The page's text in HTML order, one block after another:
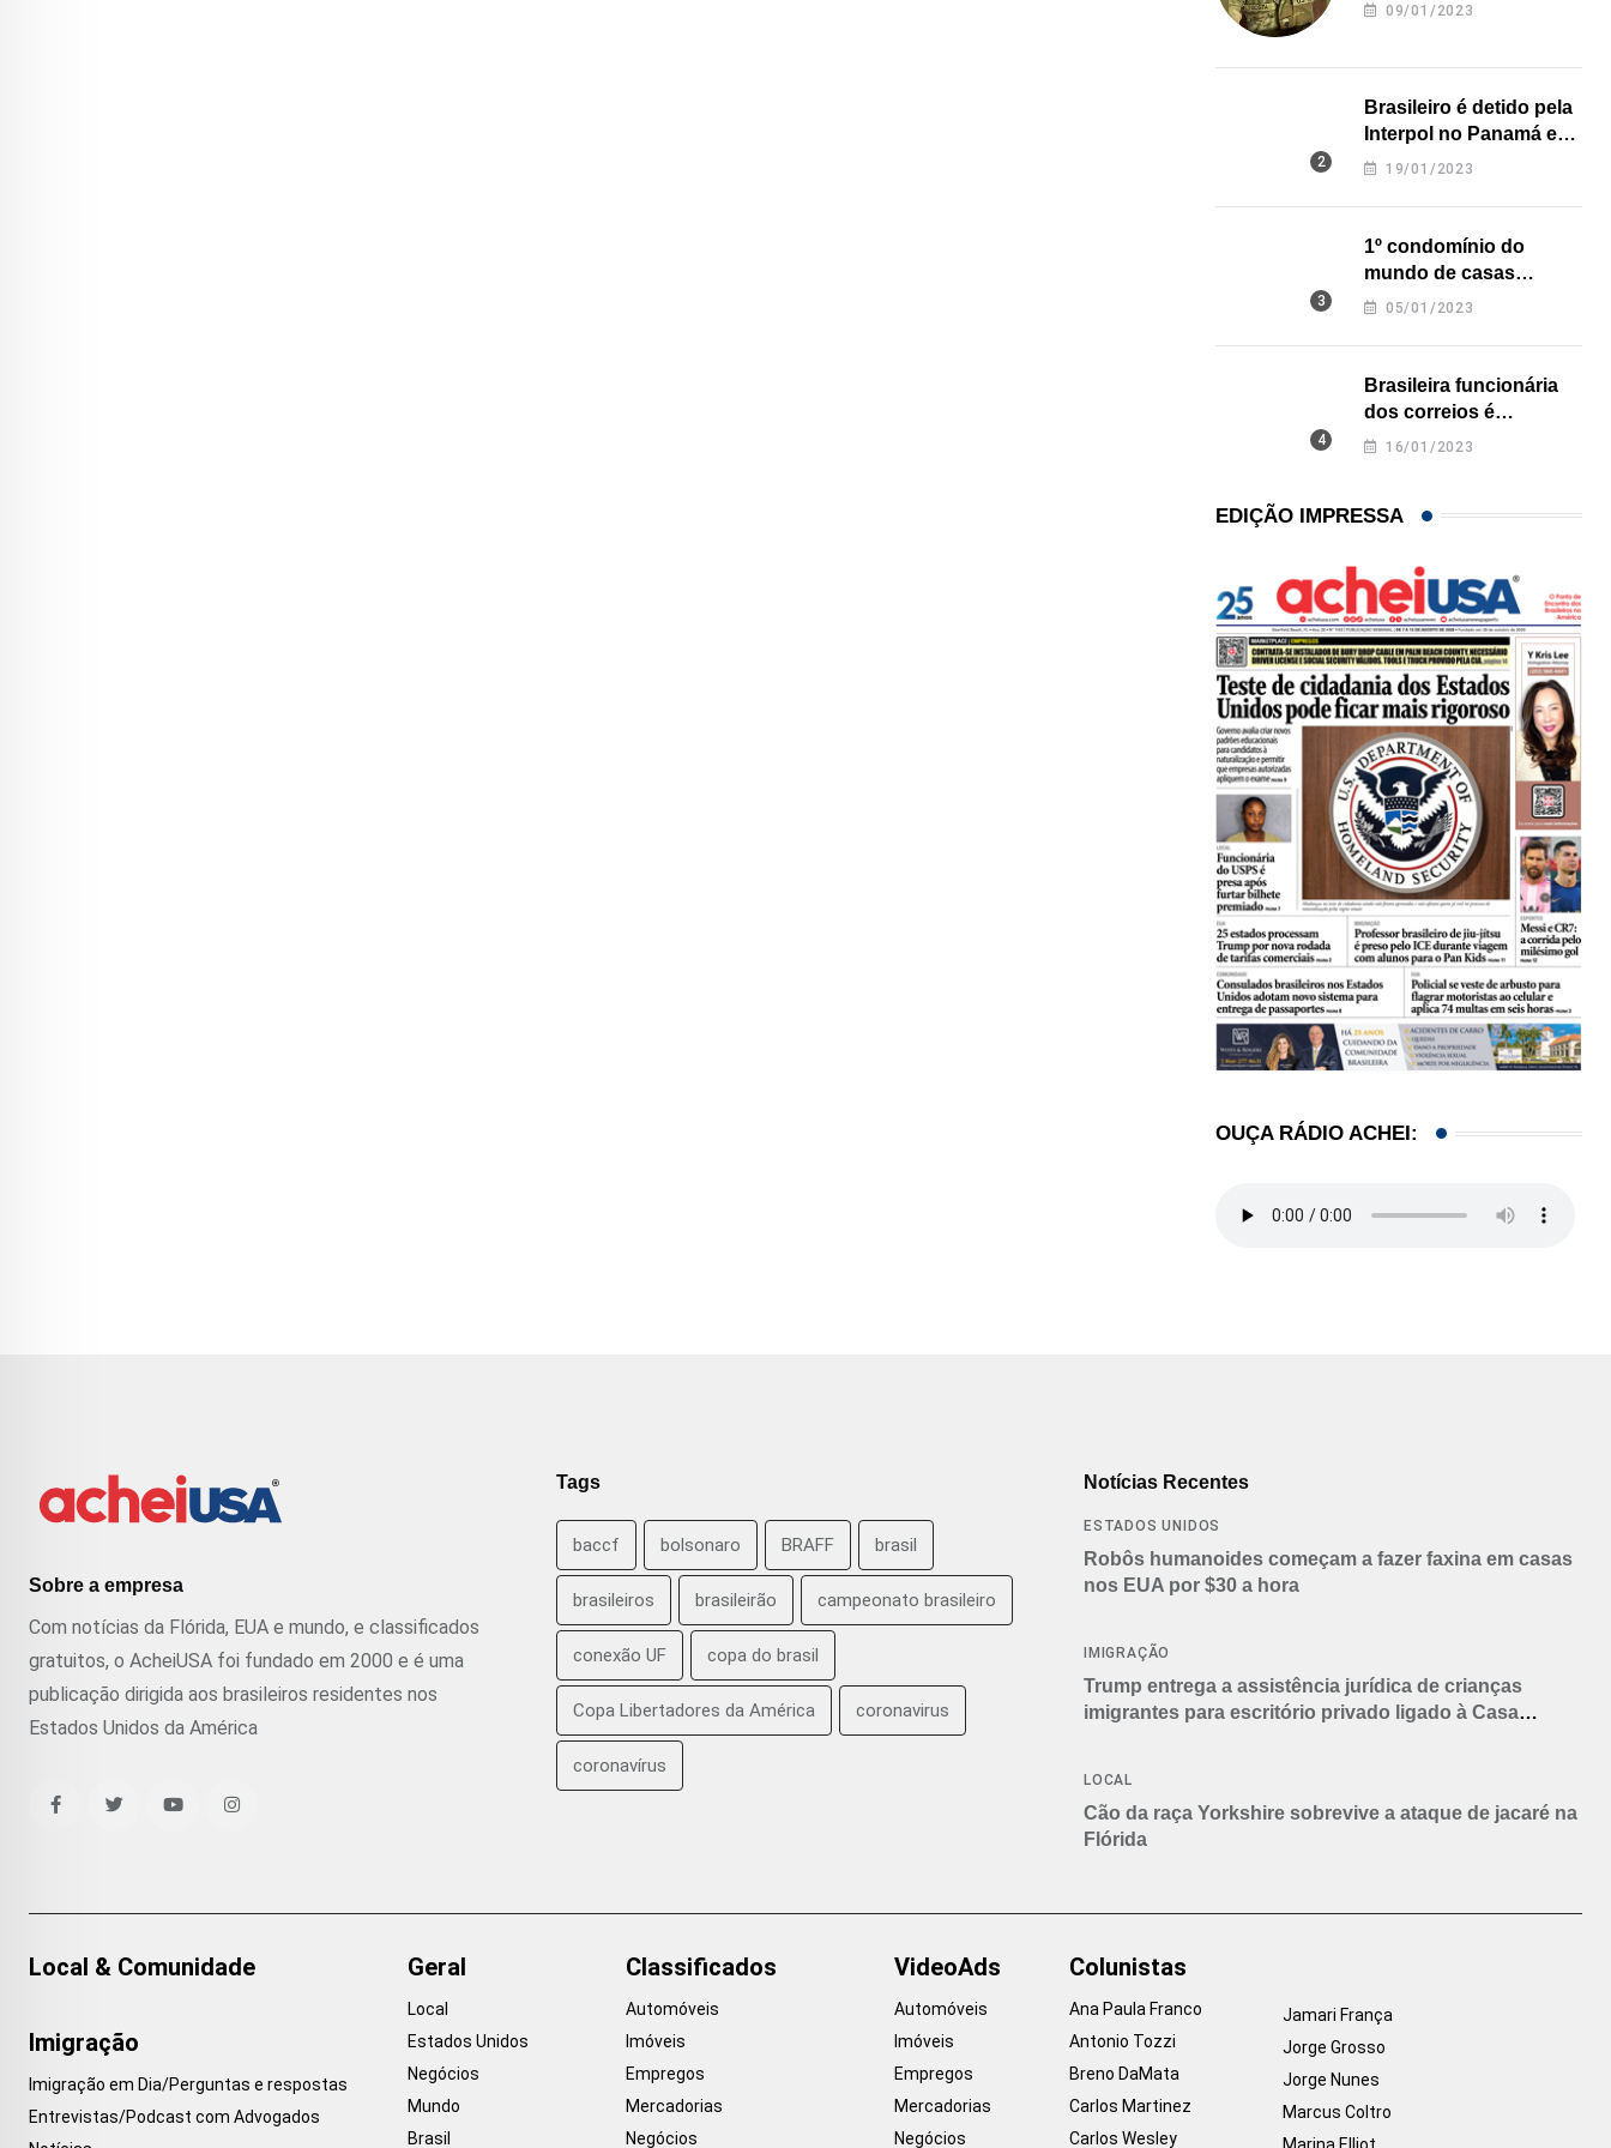
09/01/2023
Brasileiro é detido pela
Interpol no Panamá e
pode pegar prisão
19/01/2023
1º condomínio do
mundo de casas
impressas em 3D é
05/01/2023
Brasileira funcionária
dos correios é
assassinada a facadas
16/01/2023
EDIÇÃO IMPRESSA
OUÇA RÁDIO ACHEI:
Sobre a empresa
Com notícias da Flórida, EUA e mundo, e classificados
gratuitos, o AcheiUSA foi fundado em 2000 e é uma
publicação dirigida aos brasileiros residentes nos
Estados Unidos da América
Tags
baccf bolsonaro BRAFF brasil
brasileiros brasileirão campeonato brasileiro
conexão UF copa do brasil
Copa Libertadores da América coronavirus
coronavírus
Notícias Recentes
ESTADOS UNIDOS
Robôs humanoides começam a fazer faxina em casas
nos EUA por $30 a hora
IMIGRAÇÃO
Trump entrega a assistência jurídica de crianças
imigrantes para escritório privado ligado à Casa
LOCAL
Cão da raça Yorkshire sobrevive a ataque de jacaré na
Flórida
Local & Comunidade
Imigração
Imigração em Dia/Perguntas e respostas
Entrevistas/Podcast com Advogados
Geral
Local
Estados Unidos
Negócios
Mundo
Brasil
Classificados
Automóveis
Imóveis
Empregos
Mercadorias
Negócios
VideoAds
Automóveis
Imóveis
Empregos
Mercadorias
Negócios
Colunistas
Ana Paula Franco
Antonio Tozzi
Breno DaMata
Carlos Martinez
Carlos Wesley
Jamari França
Jorge Grosso
Jorge Nunes
Marcus Coltro